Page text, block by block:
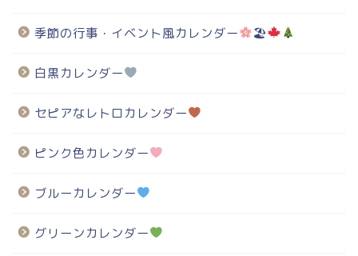
季節の行事・イベント風カレンダー 🏖
白黒カレンダー
セピアなレトロカレンダー
ピンク色カレンダー
ブルーカレンダー
グリーンカレンダー